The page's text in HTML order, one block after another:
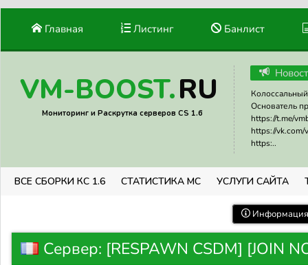
Главная Листинг Банлист
VM-BOOST.RU
Мониторинг и Раскрутка серверов CS 1.6
Основатель
https://t.me/
https://vk.com/
https:..
ВСЕ СБОРКИ КС 1.6 СТАТИСТИКА МС УСЛУГИ САЙТА
Сервер: [RESPAWN CSDM] [JOIN